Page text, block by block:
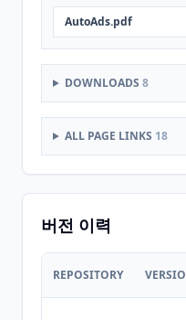
AutoAds.pdf
DOWNLOADS 8
ALL PAGE LINKS 18
버전 이력
REPOSITORY